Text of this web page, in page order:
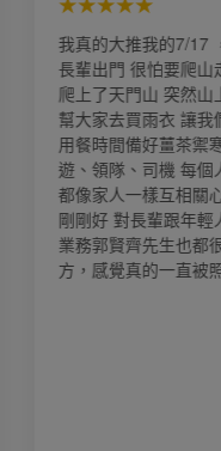
之旅！ 第一次帶
還遇到颱風 順利
色 但是領隊冒雨
以順利進行 也在
以感受到從導
務我們 團員們
走的景點我覺得
驗感很讚！ 對接
否有建議的地